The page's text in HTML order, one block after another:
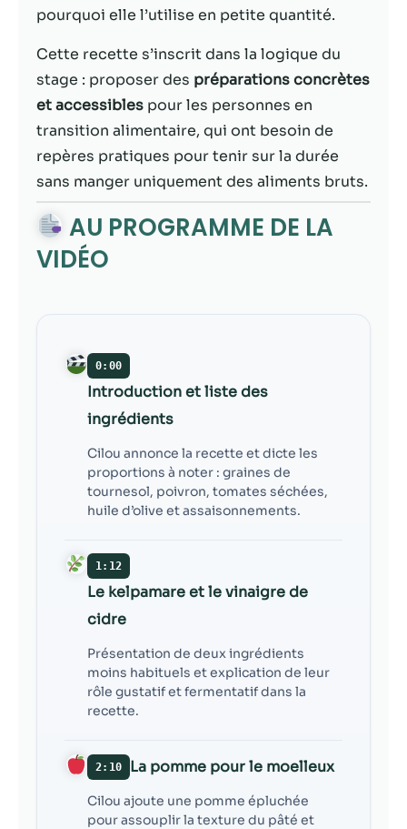
pourquoi elle l’utilise en petite quantité.
Cette recette s’inscrit dans la logique du
stage : proposer des préparations concrètes
et accessibles pour les personnes en
transition alimentaire, qui ont besoin de
repères pratiques pour tenir sur la durée
sans manger uniquement des aliments bruts.
AU PROGRAMME DE LA
VIDÉO
0:00
Introduction et liste des
ingrédients
Cilou annonce la recette et dicte les
proportions à noter : graines de
tournesol, poivron, tomates séchées,
huile d’olive et assaisonnements.
1:12
Le kelpamare et le vinaigre de
cidre
Présentation de deux ingrédients
moins habituels et explication de leur
rôle gustatif et fermentatif dans la
recette.
2:10 La pomme pour le moelleux
Cilou ajoute une pomme épluchée
pour assouplir la texture du pâté et
certaines
fonctionnalités
disparaîtront
du site Web.
Marketing
En partageant
votre
comportement
lorsque vous